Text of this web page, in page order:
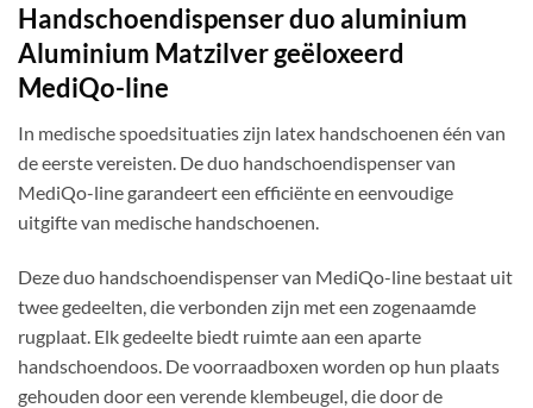
Handschoendispenser duo aluminium
Aluminium Matzilver geëloxeerd
MediQo-line
In medische spoedsituaties zijn latex handschoenen één van
de eerste vereisten. De duo handschoendispenser van
MediQo-line garandeert een efficiënte en eenvoudige
uitgifte van medische handschoenen.
Deze duo handschoendispenser van MediQo-line bestaat uit
twee gedeelten, die verbonden zijn met een zogenaamde
rugplaat. Elk gedeelte biedt ruimte aan een aparte
handschoendoos. De voorraadboxen worden op hun plaats
gehouden door een verende klembeugel, die door de